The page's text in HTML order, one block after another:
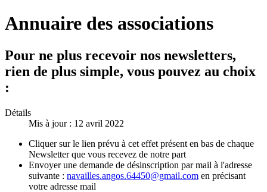
Annuaire des associations
Pour ne plus recevoir nos newsletters,
rien de plus simple, vous pouvez au choix
:
Détails
Mis à jour : 12 avril 2022
Cliquer sur le lien prévu à cet effet présent en bas de chaque
Newsletter que vous recevez de notre part
Envoyer une demande de désinscription par mail à l'adresse
suivante : navailles.angos.64450@gmail.com en précisant
votre adresse mail